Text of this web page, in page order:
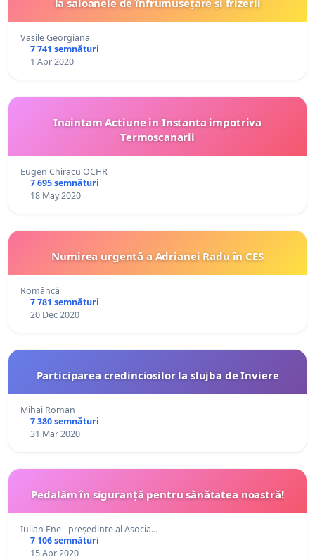
Vasile Georgiana
7 741 semnături
1 Apr 2020
Inaintam Actiune in Instanta impotriva
Termoscanarii
Eugen Chiracu OCHR
7 695 semnături
18 May 2020
Numirea urgentă a Adrianei Radu în CES
Româncă
7 781 semnături
20 Dec 2020
Participarea credinciosilor la slujba de Inviere
Mihai Roman
7 380 semnături
31 Mar 2020
Pedalăm în siguranță pentru sănătatea noastră!
Iulian Ene - președinte al Asocia…
7 106 semnături
15 Apr 2020